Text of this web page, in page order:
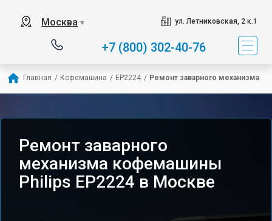
Москва ▼ ул. Летниковская, 2 к.1
+7 (800) 302-40-76
Главная / Кофемашина / EP2224 / Ремонт заварного механизма
Ремонт заварного
механизма кофемашины
Philips EP2224 в Москве